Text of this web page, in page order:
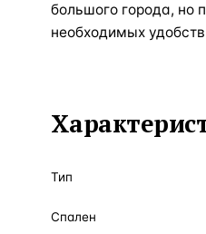
большого города, но
необходимых
Тип
Спален